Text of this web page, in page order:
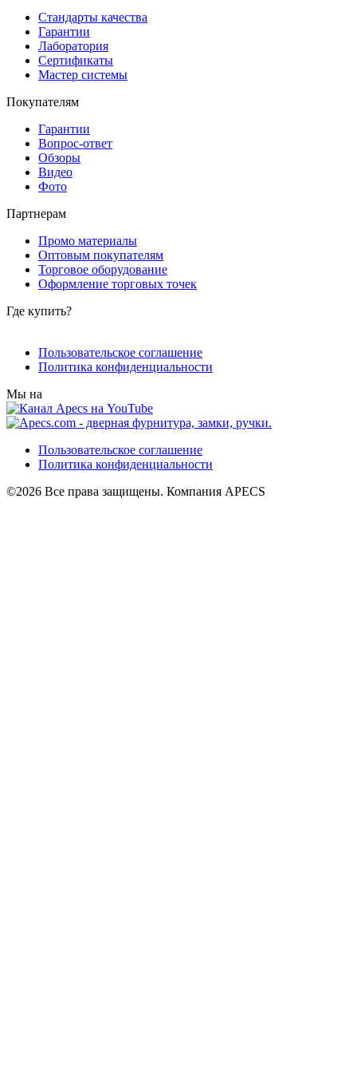
Стандарты качества
Гарантии
Лаборатория
Сертификаты
Мастер системы
Покупателям
Гарантии
Вопрос-ответ
Обзоры
Видео
Фото
Партнерам
Промо материалы
Оптовым покупателям
Торговое оборудование
Оформление торговых точек
Где купить?
Пользовательское соглашение
Политика конфиденциальности
Мы на
Пользовательское соглашение
Политика конфиденциальности
©2026 Все права защищены. Компания APECS